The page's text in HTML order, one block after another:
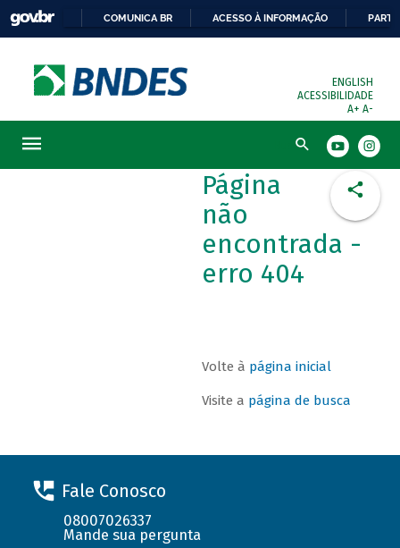
COMUNICA BR ACESSO À INFORMAÇÃO
ENGLISH
ACESSIBILIDADE
A+ A-
Busca
Página
não
encontrada -
erro 404
Volte à página inicial
Visite a página de busca
Fale Conosco
08007026337
Mande sua pergunta